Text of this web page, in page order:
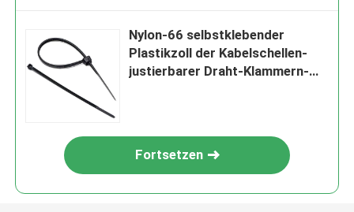
Nylon-66 selbstklebender
Plastikzoll der Kabelschellen-
justierbarer Draht-Klammern-
Fortsetzen